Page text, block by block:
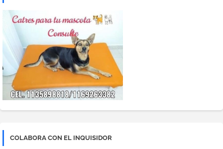
COLABORA CON EL INQUISIDOR